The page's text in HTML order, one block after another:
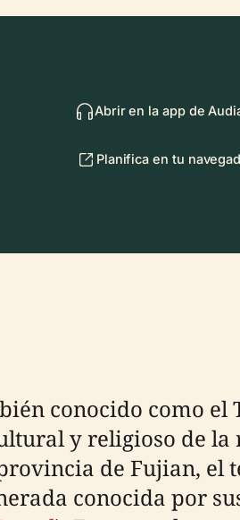
Abrir en la app de
Planifica en tu
conocido como el
y religioso de la
de Fujian, el
conocida por